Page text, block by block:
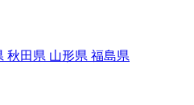
秋田県 山形県 福島県